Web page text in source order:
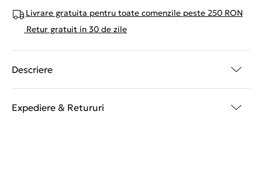
Livrare gratuita pentru toate comenzile peste 250 RON
Retur gratuit in 30 de zile
Descriere
Expediere & Retururi